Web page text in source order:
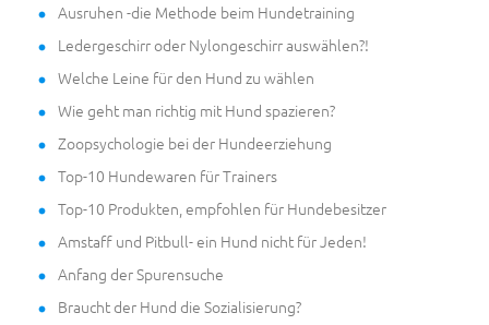
Ausruhen -die Methode beim Hundetraining
Ledergeschirr oder Nylongeschirr auswählen?!
Welche Leine für den Hund zu wählen
Wie geht man richtig mit Hund spazieren?
Zoopsychologie bei der Hundeerziehung
Top-10 Hundewaren für Trainers
Top-10 Produkten, empfohlen für Hundebesitzer
Amstaff und Pitbull- ein Hund nicht für Jeden!
Anfang der Spurensuche
Braucht der Hund die Sozialisierung?